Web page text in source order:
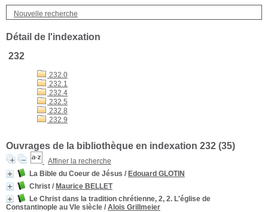
Nouvelle recherche
Détail de l'indexation
232
232.0
232.1
232.4
232.5
232.8
232.9
Ouvrages de la bibliothèque en indexation 232 (35)
Affiner la recherche
La Bible du Coeur de Jésus / Edouard GLOTIN
Christ / Maurice BELLET
Le Christ dans la tradition chrétienne, 2, 2. L'église de
Constantinople au VIe siècle / Alois Grillmeier